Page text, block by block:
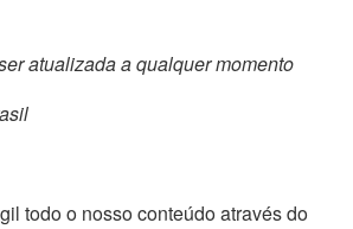
atualizada a qualquer momento
todo o nosso conteúdo através do